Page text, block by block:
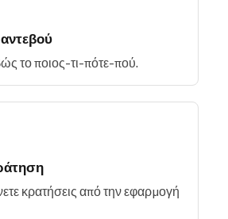
το ποιος-τι-πότε-πού.
κρατήσεις από την εφαρμογή